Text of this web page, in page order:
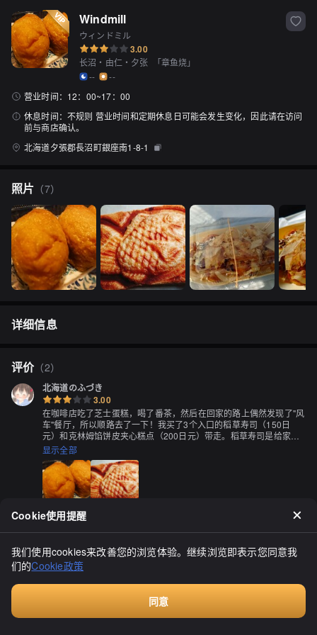
Windmill
ウィンドミル
3.00
长沼・由仁・夕张 「章鱼烧」
--
--
营业时间： 12：00~17：00
休息时间： 不规则 营业时间和定期休息日可能会发生变化，因此请在访问
前与商店确认。
北海道夕張郡長沼町銀座南1-8-1
照片 （7）
详细信息
评价（2）
北海道のふづき
3.00
在咖啡店吃了芝士蛋糕，喝了番茶，然后在回家的路上偶然发现了"风
车"餐厅，所以顺路去了一下！我买了3个入口的稻草寿司（150日
元）和克林姆馅饼皮夹心糕点（200日元）带走。稻草寿司是给家人
的礼物。我尝了一口，它的圆形非常特别，外皮很薄而松软，有着醋
的味道，又甜又美味！它的大小相当大，制作非常精细，我想再吃一
次！夹心糕点虽然是提前烤好的，但外皮酥脆，保持了派皮的口感！
外皮的酥脆，内部的松软，保持了接近新鲜的感觉，真是神奇。克林
姆馅饼馅料浓稠而甜，但我不讨厌这种类型的克林姆，所以对我来说
没吃夹心糕点了！谢谢款待。
显示全部
3.00
在长沼温泉度过了一段令人清爽的时光，回程时决定走不同的路线，
Cookie使用提醒
我们使用cookies来改善您的浏览体验。继续浏览即表示您同意我
们的Cookie政策
同意